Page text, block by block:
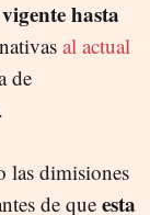
hasta
al actual
de
las dimisiones
de que esta